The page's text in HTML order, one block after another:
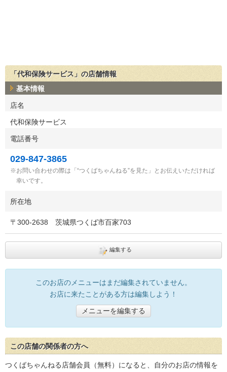
「代和保険サービス」の店舗情報
基本情報
店名
代和保険サービス
電話番号
029-847-3865
お問い合わせの際は「“つくばちゃんねる”を見た」とお伝えいただければ
幸いです。
所在地
〒 300-2638 茨城県つくば市百家703
編集する
このお店のメニューはまだ編集されていません。
お店に来たことがある方は編集しよう！
メニューを編集する
この店舗の関係者の方へ
つくばちゃんねる店舗会員（無料）になると、自分のお店の情報を